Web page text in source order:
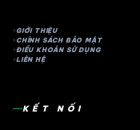
GIỚI THIỆU
CHÍNH SÁCH BẢO MẬT
ĐIỀU KHOẢN SỬ DỤNG
LIÊN HỆ
KẾT NỐI